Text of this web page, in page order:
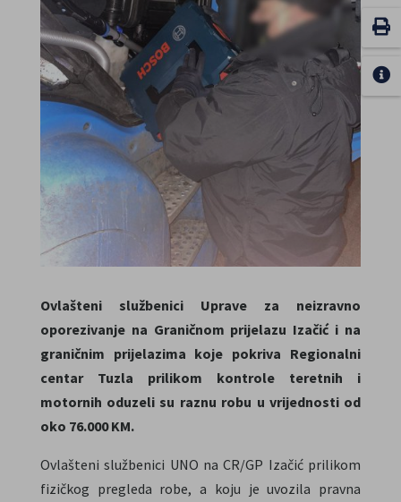
Ovlašteni službenici Uprave za neizravno
oporezivanje na Graničnom prijelazu Izačić i na
graničnim prijelazima koje pokriva Regionalni
centar Tuzla prilikom kontrole teretnih i
motornih oduzeli su raznu robu u vrijednosti od
oko 76.000 KM.
Ovlašteni službenici UNO na CR/GP Izačić prilikom
fizičkog pregleda robe, a koju je uvozila pravna